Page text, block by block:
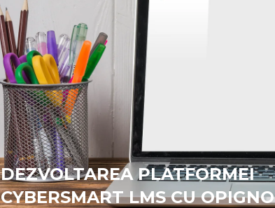
DEZVOLTAREA PLATFORMEI
CYBERSMART LMS CU OPIGNO